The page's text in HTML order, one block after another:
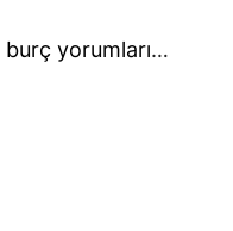
burç yorumları…